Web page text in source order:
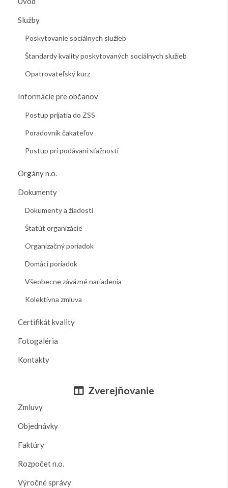
Služby
Poskytovanie sociálnych služieb
Štandardy kvality poskytovaných sociálnych služieb
Opatrovateľský kurz
Informácie pre občanov
Postup prijatia do ZSS
Poradovník čakateľov
Postup pri podávaní sťažnosti
Orgány n.o.
Dokumenty
Dokumenty a žiadosti
Štatút organizácie
Organizačný poriadok
Domáci poriadok
Všeobecne záväzné nariadenia
Kolektívna zmluva
Certifikát kvality
Fotogaléria
Kontakty
Zverejňovanie
Zmluvy
Objednávky
Faktúry
Rozpočet n.o.
Výročné správy